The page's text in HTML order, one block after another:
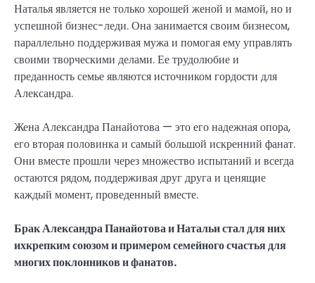
Наталья является не только хорошей женой и мамой, но и
успешной бизнес-леди. Она занимается своим бизнесом,
параллельно поддерживая мужа и помогая ему управлять
своими творческими делами. Ее трудолюбие и
преданность семье являются источником гордости для
Александра.
Жена Александра Панайотова — это его надежная опора,
его вторая половинка и самый большой искренний фанат.
Они вместе прошли через множество испытаний и всегда
остаются рядом, поддерживая друг друга и ценящие
каждый момент, проведенный вместе.
Брак Александра Панайотова и Натальи стал для них
ихкрепким союзом и примером семейного счастья для
многих поклонников и фанатов.